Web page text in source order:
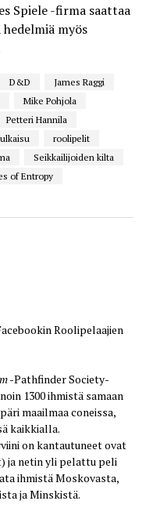
Spiele -firma saattaa
myös
D&D
James Raggi
Mike Pohjola
Petteri Hannila
roolipelit
Seikkailijoiden kilta
of Entropy
Roolipelaajien
-Pathfinder Society-
1300 ihmistä samaan
maailmaa coneissa,
kaikkialla.
on kantautuneet ovat
ja netin yli pelattu peli
ihmistä Moskovasta,
ja Minskistä.